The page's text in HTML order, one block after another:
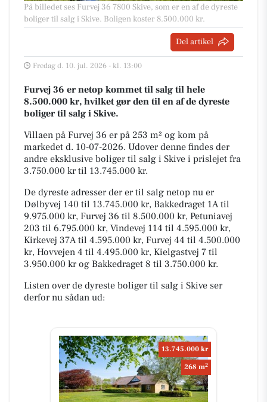
På billedet ses Furvej 36 7800 Skive, som er en af de dyreste
boliger til salg i Skive. Boligen koster 8.500.000 kr.
Del artikel
Fredag d. 10. jul. 2026 - kl. 13:00
Furvej 36 er netop kommet til salg til hele
8.500.000 kr, hvilket gør den til en af de dyreste
boliger til salg i Skive.
Villaen på Furvej 36 er på 253 m² og kom på
markedet d. 10-07-2026. Udover denne findes der
andre eksklusive boliger til salg i Skive i prislejet fra
3.750.000 kr til 13.745.000 kr.
De dyreste adresser der er til salg netop nu er
Dølbyvej 140 til 13.745.000 kr, Bakkedraget 1A til
9.975.000 kr, Furvej 36 til 8.500.000 kr, Petuniavej
203 til 6.795.000 kr, Vindevej 114 til 4.595.000 kr,
Kirkevej 37A til 4.595.000 kr, Furvej 44 til 4.500.000
kr, Hovvejen 4 til 4.495.000 kr, Kielgastvej 7 til
3.950.000 kr og Bakkedraget 8 til 3.750.000 kr.
Listen over de dyreste boliger til salg i Skive ser
derfor nu sådan ud:
13.745.000 kr
268 m2